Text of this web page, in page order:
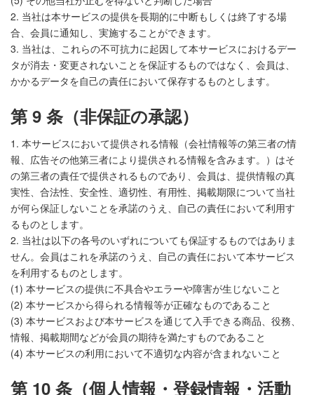
2. 当社は本サービスの提供を長期的に中断もしくは終了する場
合、会員に通知し、実施することができます。
3. 当社は、これらの不可抗力に起因して本サービスにおけるデー
タが消去・変更されないことを保証するものではなく、会員は、
かかるデータを自己の責任において保存するものとします。
第 9 条（非保証の承認）
1. 本サービスにおいて提供される情報（会社情報等の第三者の情
報、広告その他第三者により提供される情報を含みます。）はそ
の第三者の責任で提供されるものであり、会員は、提供情報の真
実性、合法性、安全性、適切性、有用性、掲載期限について当社
が何ら保証しないことを承諾のうえ、自己の責任において利用す
るものとします。
2. 当社は以下の各号のいずれについても保証するものではありま
せん。会員はこれを承諾のうえ、自己の責任において本サービス
を利用するものとします。
(1) 本サービスの提供に不具合やエラーや障害が生じないこと
(2) 本サービスから得られる情報等が正確なものであること
(3) 本サービスおよび本サービスを通じて入手できる商品、役務、
情報、掲載期間などが会員の期待を満たすものであること
(4) 本サービスの利用において不適切な内容が含まれないこと
第 10 条（個人情報・登録情報・活動